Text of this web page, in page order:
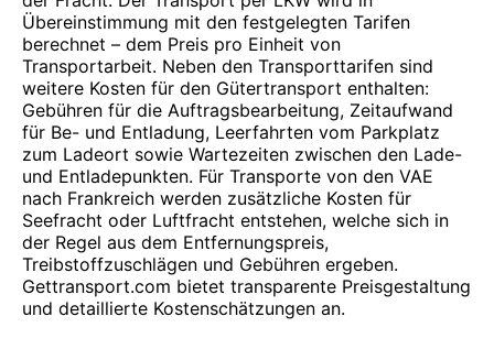
Übereinstimmung mit den festgelegten Tarifen
berechnet – dem Preis pro Einheit von
Transportarbeit. Neben den Transporttarifen sind
weitere Kosten für den Gütertransport enthalten:
Gebühren für die Auftragsbearbeitung, Zeitaufwand
für Be- und Entladung, Leerfahrten vom Parkplatz
zum Ladeort sowie Wartezeiten zwischen den Lade-
und Entladepunkten. Für Transporte von den VAE
nach Frankreich werden zusätzliche Kosten für
Seefracht oder Luftfracht entstehen, welche sich in
der Regel aus dem Entfernungspreis,
Treibstoffzuschlägen und Gebühren ergeben.
Gettransport.com bietet transparente Preisgestaltung
und detaillierte Kostenschätzungen an.